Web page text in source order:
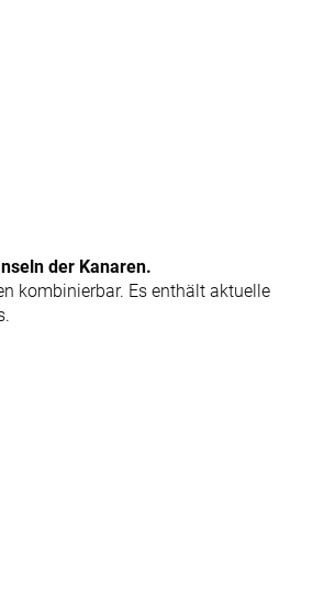
der Kanaren.
kombinierbar. Es enthält aktuelle